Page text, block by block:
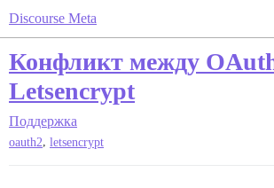
Discourse Meta
Конфликт между
Letsencrypt
Поддержка
oauth2, letsencrypt